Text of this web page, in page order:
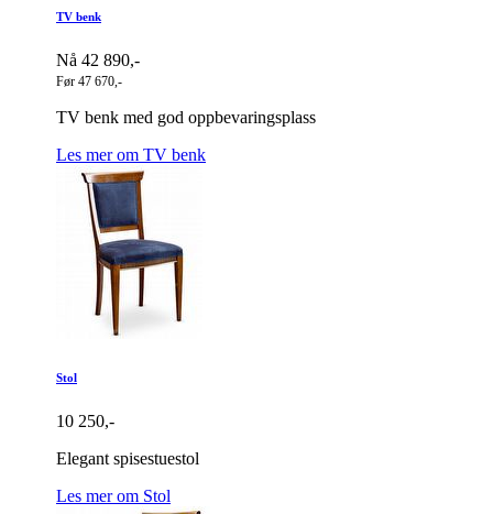
TV benk
Nå 42 890,-
Før 47 670,-
TV benk med god oppbevaringsplass
Les mer om TV benk
Stol
10 250,-
Elegant spisestuestol
Les mer om Stol